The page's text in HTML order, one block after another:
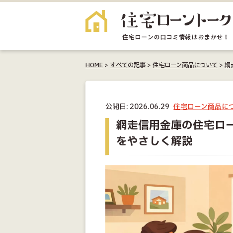
HOME > すべての記事 > 住宅ローン商品について > 網
公開日: 2026.06.29 住宅ローン商品に
網走信用金庫の住宅ロ
をやさしく解説